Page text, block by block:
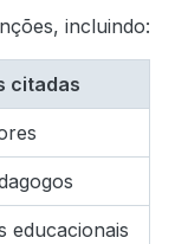
incluindo:
citadas
educacionais